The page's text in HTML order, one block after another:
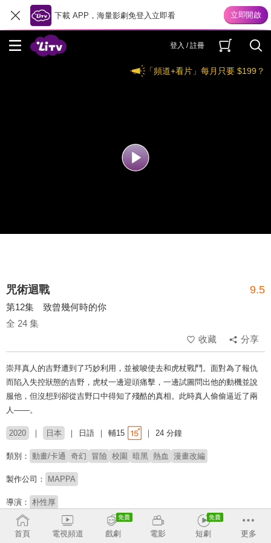
下載 APP，海量影劇免登入立即看
登入 / 註冊
「頻道+看片」每月只要 $199？
咒術迴戰 9.5
第12集 致曾幾何時的你
全 24 集
收藏
分享
崇拜真人的吉野遭到了巧妙利用，並被唆使去和虎杖戰鬥。面對為了報仇
而陷入失控狀態的吉野，虎杖一邊迎頭痛擊，一邊試圖問出他的動機並說
服他，但沒想到卻從吉野口中得知了殘酷的真相。此時真人偷偷逼近了兩
人――。
2020 日本 日語 輔15 24 分鐘
類別： 動畫/卡通 奇幻 冒險 校園 暗黑 熱血 漫畫改編
製作公司： MAPPA
導演： 朴性厚
配音： 榎木淳彌 内田雄馬 瀬戸麻沙美 中村悠一
諏訪部順一
首頁
電視頻道 戲劇 電影 短劇 更多